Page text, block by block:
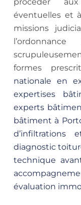
éventuelles et
missions
formes
nationale en
expertises
experts
bâtiment à
d’infiltrations
diagnostic
technique
évaluation